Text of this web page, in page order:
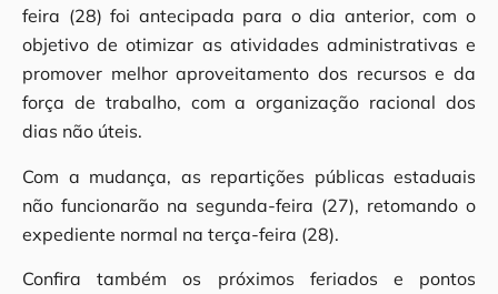
feira (28) foi antecipada para o dia anterior, com o
objetivo de otimizar as atividades administrativas e
promover melhor aproveitamento dos recursos e da
força de trabalho, com a organização racional dos
dias não úteis.
Com a mudança, as repartições públicas estaduais
não funcionarão na segunda-feira (27), retomando o
expediente normal na terça-feira (28).
Confira também os próximos feriados e pontos